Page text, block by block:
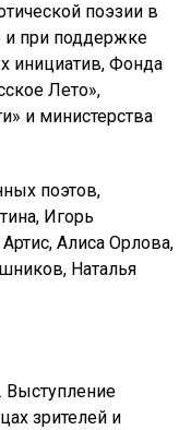
поэзии в
и при поддержке
инициатив, Фонда
Лето»,
и министерства
поэтов,
Игорь
Алиса Орлова,
Наталья
Выступление
зрителей и